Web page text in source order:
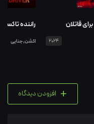
قاتلان
2024
راننده تاکسی
اکشن,جنایی
+ افزودن دیدگاه